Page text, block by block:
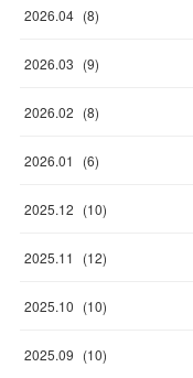
2026.04 (8)
2026.03 (9)
2026.02 (8)
2026.01 (6)
2025.12 (10)
2025.11 (12)
2025.10 (10)
2025.09 (10)